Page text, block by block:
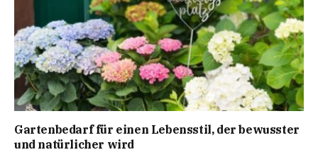
Gartenbedarf für einen Lebensstil, der bewusster
und natürlicher wird